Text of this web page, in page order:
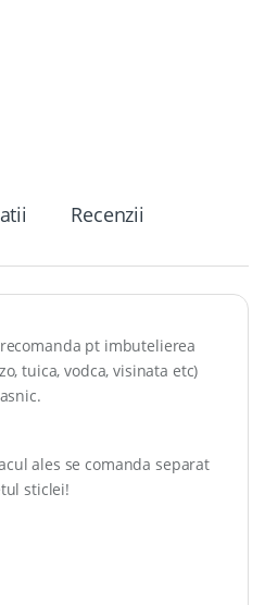
Recenzii
pt imbutelierea
tuica, vodca, visinata etc)
ales se comanda separat
sticlei!